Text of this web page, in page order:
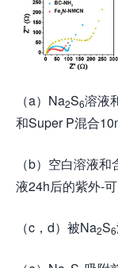
（a）Na2S6溶液
和Super P混合
（b）空白溶液和
液24h后的紫外-可
（c，d）被Na2S6